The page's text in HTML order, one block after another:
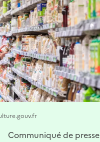
Communiqué de presse